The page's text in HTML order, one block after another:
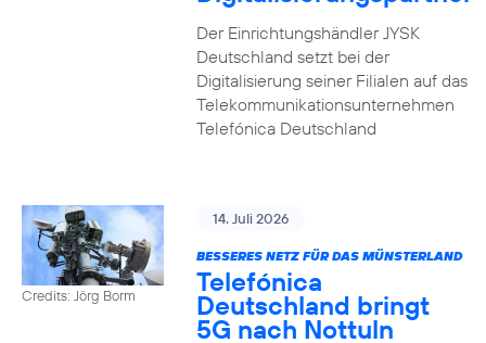
Der Einrichtungshändler JYSK
Deutschland setzt bei der
Digitalisierung seiner Filialen auf das
Telekommunikationsunternehmen
Telefónica Deutschland
Credits: Jörg Borm
14. Juli 2026
BESSERES NETZ FÜR DAS MÜNSTERLAND
Telefónica
Deutschland bringt
5G nach Nottuln